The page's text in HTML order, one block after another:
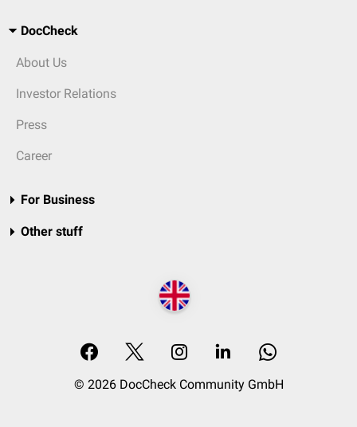
DocCheck
About Us
Investor Relations
Press
Career
For Business
Other stuff
© 2026 DocCheck Community GmbH